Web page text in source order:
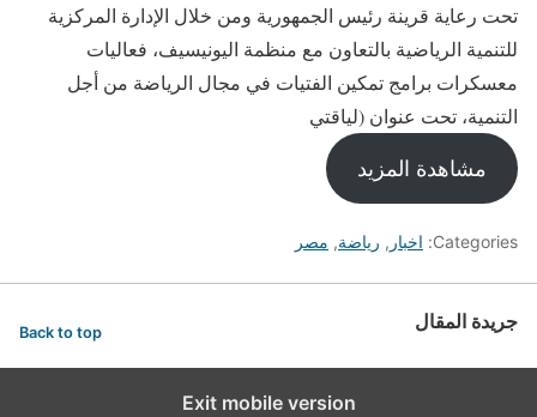
تحت رعاية قرينة رئيس الجمهورية ومن خلال الإدارة المركزية
للتنمية الرياضية بالتعاون مع منظمة اليونيسيف، فعاليات
معسكرات برامج تمكين الفتيات في مجال الرياضة من أجل
التنمية، تحت عنوان (لياقتي
مشاهدة المزيد
Categories: اخبار , رياضة, مصر
جريدة المقال Back to top
Exit mobile version